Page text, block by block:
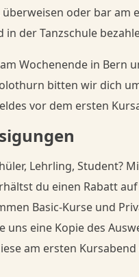
überweisen oder bar am
in der Tanzschule
Wochenende in Bern
bitten wir dich
vor dem ersten
Lehrling, Student?
du einen Rabatt
Basic-Kurse und
uns eine Kopie des
am ersten